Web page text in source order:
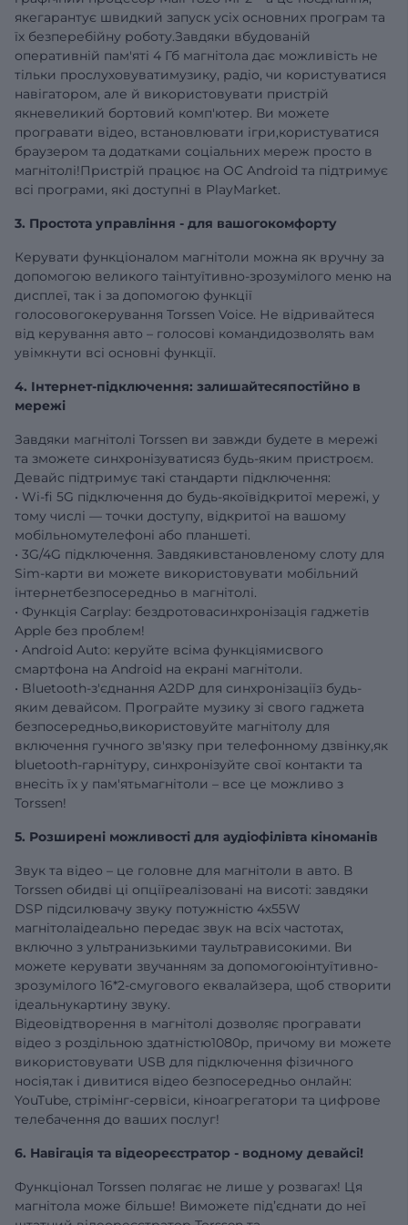
якегарантує швидкий запуск усіх основних програм та
їх безперебійну роботу.Завдяки вбудованій
оперативній пам'яті 4 Гб магнітола дає можливість не
тільки прослуховуватимузику, радіо, чи користуватися
навігатором, але й використовувати пристрій
якневеликий бортовий комп'ютер. Ви можете
програвати відео, встановлювати ігри,користуватися
браузером та додатками соціальних мереж просто в
магнітолі!Пристрій працює на ОС Android та підтримує
всі програми, які доступні в PlayMarket.
3. Простота управління - для вашогокомфорту
Керувати функціоналом магнітоли можна як вручну за
допомогою великого таінтуїтивно-зрозумілого меню на
дисплеї, так і за допомогою функції
голосовогокерування Torssen Voice. Не відривайтеся
від керування авто – голосові командидозволять вам
увімкнути всі основні функції.
4. Інтернет-підключення: залишайтесяпостійно в
мережі
Завдяки магнітолі Torssen ви завжди будете в мережі
та зможете синхронізуватисяз будь-яким пристроєм.
Девайс підтримує такі стандарти підключення:
• Wi-fi 5G підключення до будь-якоївідкритої мережі, у
тому числі — точки доступу, відкритої на вашому
мобільномутелефоні або планшеті.
• 3G/4G підключення. Завдякивстановленому слоту для
Sim-карти ви можете використовувати мобільний
інтернетбезпосередньо в магнітолі.
• Функція Carplay: бездротовасинхронізація гаджетів
Apple без проблем!
• Android Auto: керуйте всіма функціямисвого
смартфона на Android на екрані магнітоли.
• Bluetooth-з'єднання A2DP для синхронізаціїз будь-
яким девайсом. Програйте музику зі свого гаджета
безпосередньо,використовуйте магнітолу для
включення гучного зв'язку при телефонному дзвінку,як
bluetooth-гарнітуру, синхронізуйте свої контакти та
внесіть їх у пам'ятьмагнітоли – все це можливо з
Torssen!
5. Розширені можливості для аудіофілівта кіноманів
Звук та відео – це головне для магнітоли в авто. В
Torssen обидві ці опціїреалізовані на висоті: завдяки
DSP підсилювачу звуку потужністю 4х55W
магнітолаідеально передає звук на всіх частотах,
включно з ультранизькими таультрависокими. Ви
можете керувати звучанням за допомогоюінтуїтивно-
зрозумілого 16*2-смугового еквалайзера, щоб створити
ідеальнукартину звуку.
Відеовідтворення в магнітолі дозволяє програвати
відео з роздільною здатністю1080р, причому ви можете
використовувати USB для підключення фізичного
носія,так і дивитися відео безпосередньо онлайн:
YouTube, стрімінг-сервіси, кіноагрегатори та цифрове
телебачення до ваших послуг!
6. Навігація та відеореєстратор - водному девайсі!
Функціонал Torssen полягає не лише у розвагах! Ця
магнітола може більше! Виможете під’єднати до неї